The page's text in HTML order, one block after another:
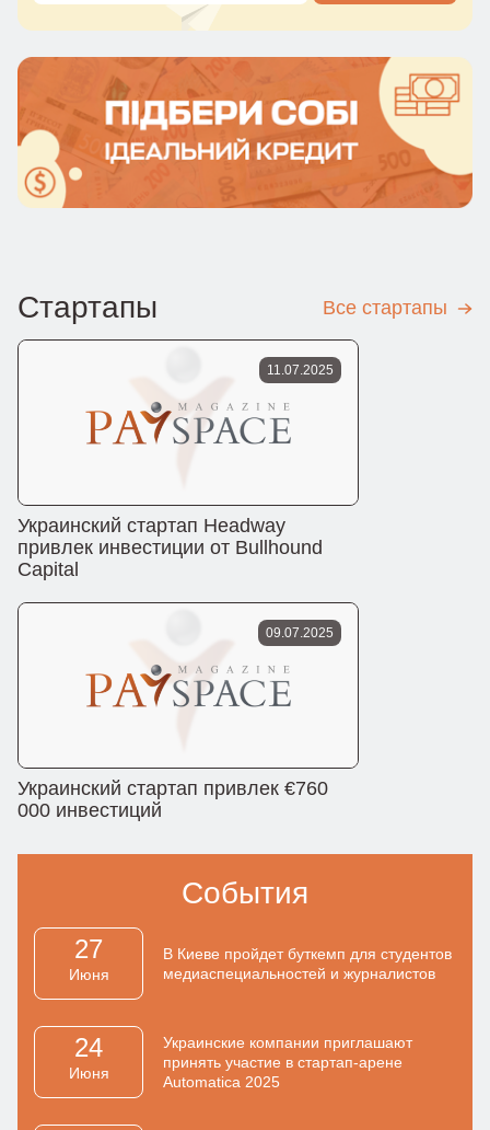
Стартапы Все стартапы
11.07.2025
Украинский стартап Headway
привлек инвестиции от Bullhound
Capital
09.07.2025
Украинский стартап привлек €760
000 инвестиций
События
27
Июня
В Киеве пройдет буткемп для студентов
медиаспециальностей и журналистов
24
Июня
Украинские компании приглашают
принять участие в стартап-арене
Automatica 2025